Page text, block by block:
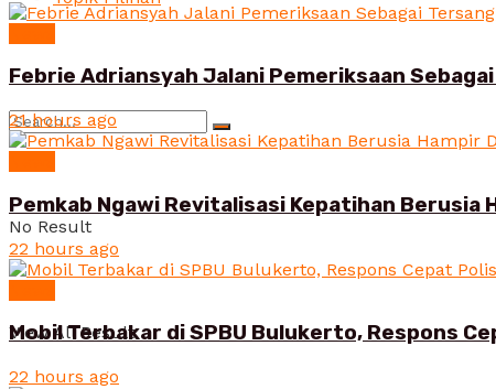
No Result
View All Result
Febrie Adriansyah Jalani Pemeriksaan
21 hours ago
Pemkab Ngawi Revitalisasi Kepatihan Berusia
22 hours ago
Mobil Terbakar di SPBU Bulukerto, Respons
22 hours ago